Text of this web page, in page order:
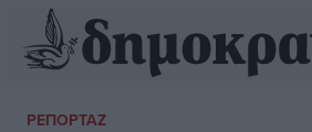
ΡΕΠΟΡΤΆΖ